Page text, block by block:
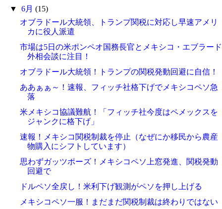
▼6月(15)
オブラドール大統領、トランプ関税に対応し早速アメリ
カに役人派遣
市場は5日の米ポンペオ国務長官とメキシコ・エブラード
外相会談に注目！
オブラドール大統領！トランプの関税発動回避に自信！
ああぁぁ～！速報、フィッチ社格下げでメキシコペソ急
落
米メキシコ協議難航！「フィッチ社今度はペメックスを
ジャンクに格下げ」
速報！メキシコ関税制裁を停止（なぜにか移民から農産
物購入にシフトしています）
思わずガッツポーズ！メキシコペソ上窓発進、関税発動
回避で
ドルペソ全戻し！米利下げ観測がペソを押し上げる
メキシコペソ一服！まだまだ関税制裁は終わりではない